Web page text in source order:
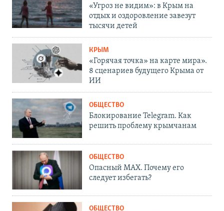
«Угроз не видим»: в Крым на
отдых и оздоровление завезут
тысячи детей
КРЫМ
«Горячая точка» на карте мира».
8 сценариев будущего Крыма от
ИИ
ОБЩЕСТВО
Блокирование Telegram. Как
решить проблему крымчанам
ОБЩЕСТВО
Опасный MAX. Почему его
следует избегать?
ОБЩЕСТВО